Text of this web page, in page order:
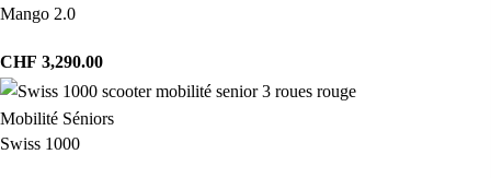
Mango 2.0
CHF 3,290.00
Mobilité Séniors
Swiss 1000